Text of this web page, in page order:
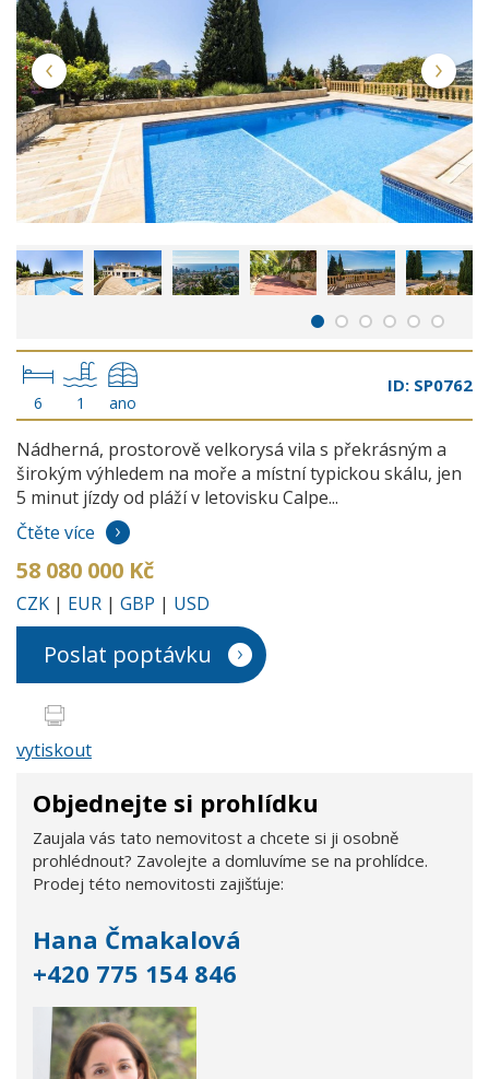
6 1 ano
ID: SP0762
Nádherná, prostorově velkorysá vila s překrásným a
širokým výhledem na moře a místní typickou skálu, jen
5 minut jízdy od pláží v letovisku Calpe...
Čtěte více
58 080 000 Kč
CZK | EUR | GBP | USD
Poslat poptávku
vytiskout
Objednejte si prohlídku
Zaujala vás tato nemovitost a chcete si ji osobně
prohlédnout? Zavolejte a domluvíme se na prohlídce.
Prodej této nemovitosti zajišťuje:
Hana Čmakalová
+420 775 154 846